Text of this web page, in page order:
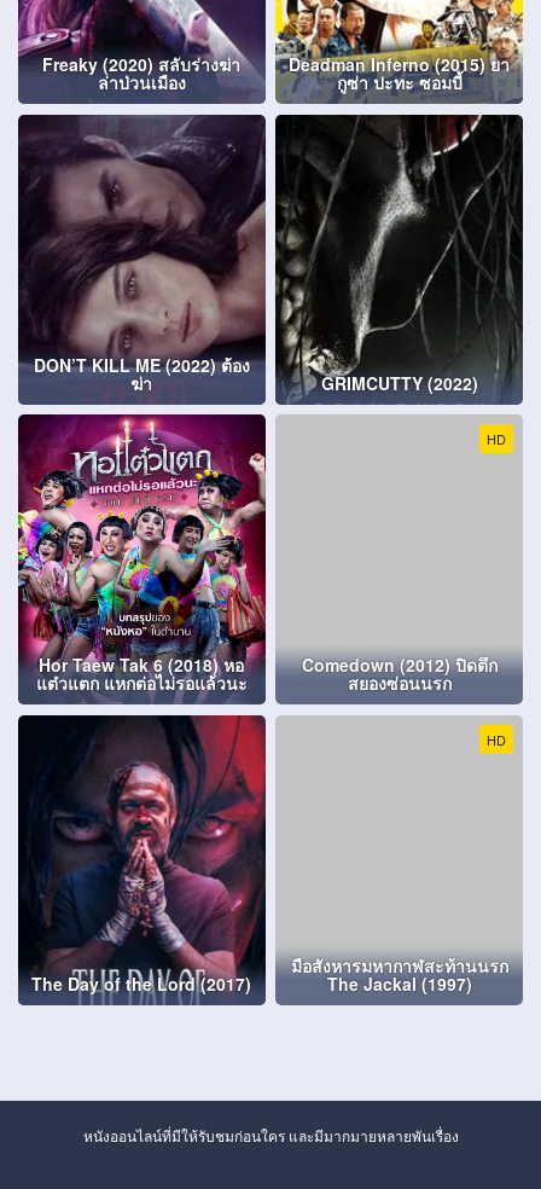
Freaky (2020) สลับร่างฆ่า
ล่าป่วนเมือง
Deadman Inferno (2015) ยา
กูซ่า ปะทะ ซอมบี้
DON’T KILL ME (2022) ต้อง
ฆ่า GRIMCUTTY (2022)
Hor Taew Tak 6 (2018) หอ
แต๋วแตก แหกต่อไม่รอแล้วนะ
HD
Comedown (2012) ปิดตึก
สยองซ่อนนรก
The Day of the Lord (2017)
HD
มือสังหารมหากาฬสะท้านนรก
The Jackal (1997)
หนังออนไลน์ที่มีให้รับชมก่อนใคร และมีมากมายหลายพันเรื่อง